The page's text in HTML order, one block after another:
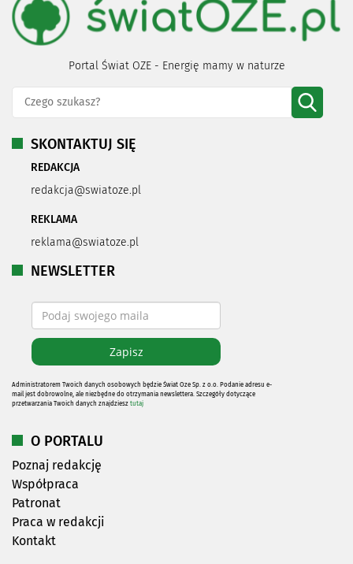
Portal Świat OZE - Energię mamy w naturze
SKONTAKTUJ SIĘ
REDAKCJA
redakcja@swiatoze.pl
REKLAMA
reklama@swiatoze.pl
NEWSLETTER
Administratorem Twoich danych osobowych będzie Świat Oze Sp. z o.o. Podanie adresu e-
mail jest dobrowolne, ale niezbędne do otrzymania newslettera. Szczegóły dotyczące
przetwarzania Twoich danych znajdziesz tutaj
O PORTALU
Poznaj redakcję
Współpraca
Patronat
Praca w redakcji
Kontakt